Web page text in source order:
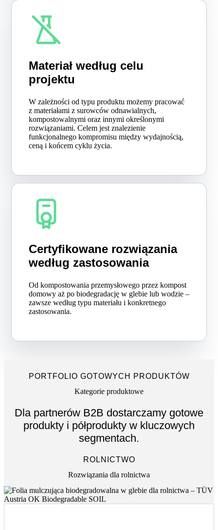
Materiał według celu
projektu
W zależności od typu produktu możemy pracować
z materiałami z surowców odnawialnych,
kompostowalnymi oraz innymi określonymi
rozwiązaniami. Celem jest znalezienie
funkcjonalnego kompromisu między wydajnością,
ceną i końcem cyklu życia.
Certyfikowane rozwiązania
według zastosowania
Od kompostowania przemysłowego przez kompost
domowy aż po biodegradację w glebie lub wodzie –
zawsze według typu materiału i konkretnego
zastosowania.
PORTFOLIO GOTOWYCH PRODUKTÓW
Kategorie produktowe
Dla partnerów B2B dostarczamy gotowe
produkty i półprodukty w kluczowych
segmentach.
ROLNICTWO
Rozwiązania dla rolnictwa